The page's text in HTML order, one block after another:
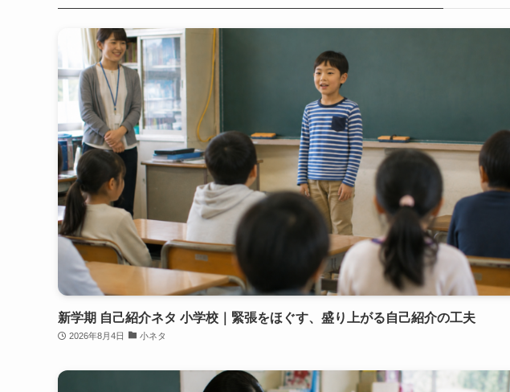
新学期 自己紹介ネタ 小学校｜緊張をほぐす、盛り上がる自己紹介の工夫
2026年8月4日 小ネタ